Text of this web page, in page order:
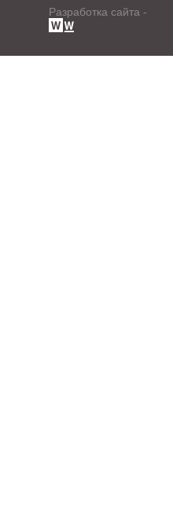
Разработка сайта -